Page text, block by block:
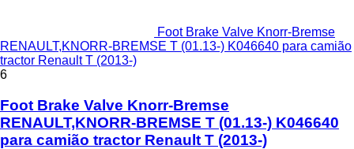
Foot Brake Valve Knorr-Bremse
RENAULT,KNORR-BREMSE T (01.13-) K046640 para camião
tractor Renault T (2013-)
6
Foot Brake Valve Knorr-Bremse
RENAULT,KNORR-BREMSE T (01.13-) K046640
para camião tractor Renault T (2013-)